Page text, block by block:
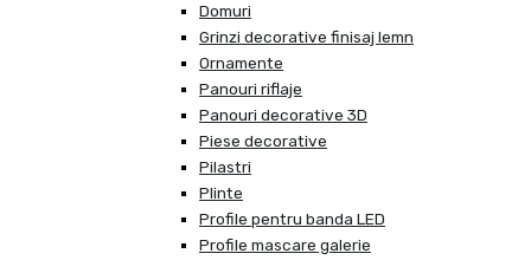
Domuri
Grinzi decorative finisaj lemn
Ornamente
Panouri riflaje
Panouri decorative 3D
Piese decorative
Pilastri
Plinte
Profile pentru banda LED
Profile mascare galerie